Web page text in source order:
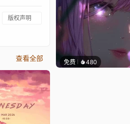
版权声明
查看全部 免费 480